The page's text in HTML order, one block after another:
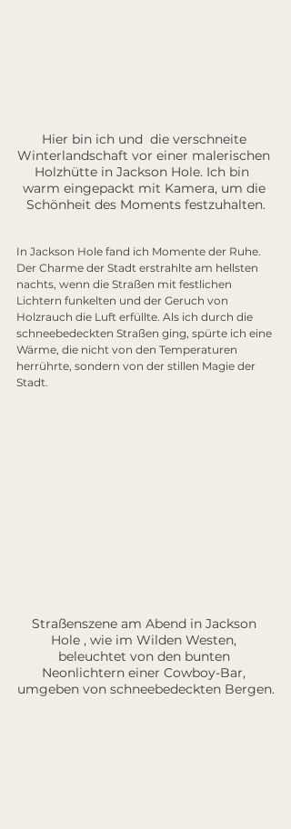
Hier bin ich und  die verschneite
Winterlandschaft vor einer malerischen
Holzhütte in Jackson Hole. Ich bin
warm eingepackt mit Kamera, um die
Schönheit des Moments festzuhalten.
In Jackson Hole fand ich Momente der Ruhe.
Der Charme der Stadt erstrahlte am hellsten
nachts, wenn die Straßen mit festlichen
Lichtern funkelten und der Geruch von
Holzrauch die Luft erfüllte. Als ich durch die
schneebedeckten Straßen ging, spürte ich eine
Wärme, die nicht von den Temperaturen
herrührte, sondern von der stillen Magie der
Stadt.
Straßenszene am Abend in Jackson
Hole , wie im Wilden Westen,
beleuchtet von den bunten
Neonlichtern einer Cowboy-Bar,
umgeben von schneebedeckten Bergen.